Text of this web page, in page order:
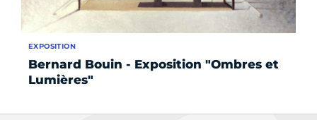
Bernard Bouin - Exposition "Ombres et
Lumières"
EXPOSITION